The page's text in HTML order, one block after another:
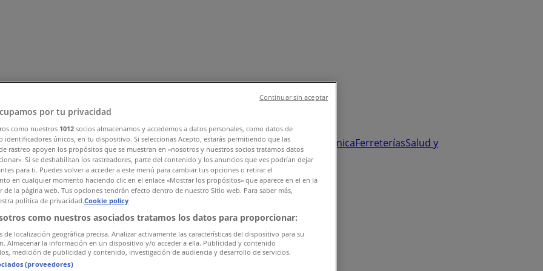
Zapatos y AccesoriosEl Regreso A ClasesHogarFarmacias y Salud ElectrónicaFerreteríasSalud y
y PapeleríasOcioNiñosViajes y EntretenimientoÓpticas
por tu privacidad
como nuestros 1012 socios almacenamos y accedemos a datos personales, como datos de
identificadores únicos, en tu dispositivo. Si seleccionas Acepto, estarás permitiendo que las
rastreo apoyen los propósitos que se muestran en «nosotros y nuestros socios tratamos datos
Si se deshabilitan los rastreadores, parte del contenido y los anuncios que ves podrían dejar
para ti. Puedes volver a acceder a este menú para cambiar tus opciones o retirar el
en cualquier momento haciendo clic en el enlace «Mostrar los propósitos» que aparece en el en la
de la página web. Tus opciones tendrán efecto dentro de nuestro Sitio web. Para saber más,
política de privacidad.Cookie policy
como nuestros asociados tratamos los datos para proporcionar:
de localización geográfica precisa. Analizar activamente las características del dispositivo para su
Almacenar la información en un dispositivo y/o acceder a ella. Publicidad y contenido
medición de publicidad y contenido, investigación de audiencia y desarrollo de servicios.
(proveedores)
Continuar sin aceptar